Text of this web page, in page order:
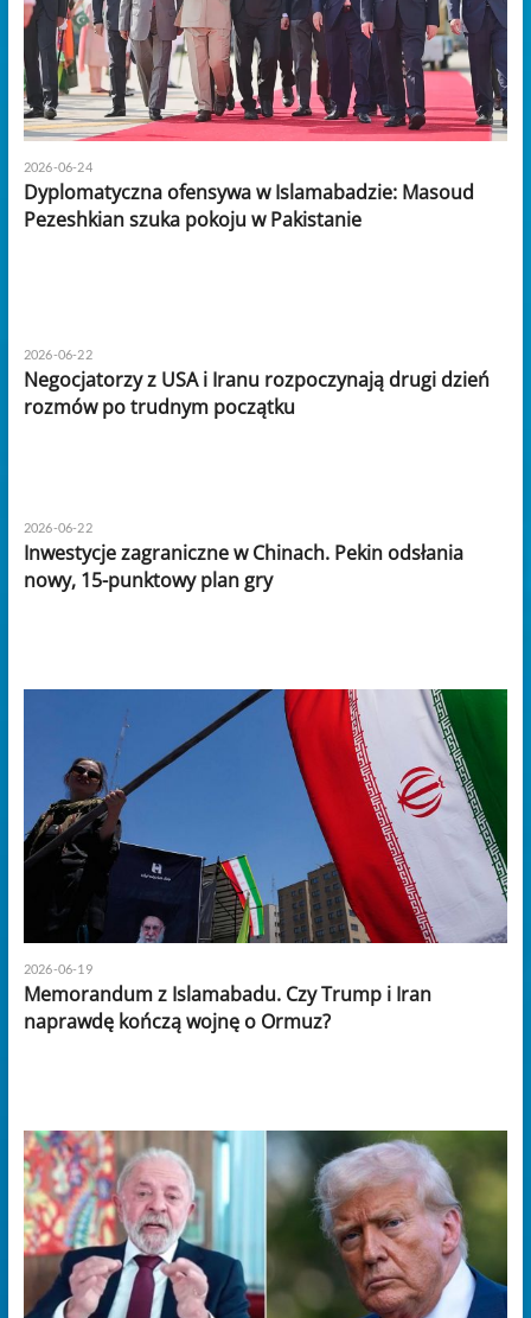
2026-06-24
Dyplomatyczna ofensywa w Islamabadzie: Masoud
Pezeshkian szuka pokoju w Pakistanie
2026-06-22
Negocjatorzy z USA i Iranu rozpoczynają drugi dzień
rozmów po trudnym początku
2026-06-22
Inwestycje zagraniczne w Chinach. Pekin odsłania
nowy, 15-punktowy plan gry
2026-06-19
Memorandum z Islamabadu. Czy Trump i Iran
naprawdę kończą wojnę o Ormuz?